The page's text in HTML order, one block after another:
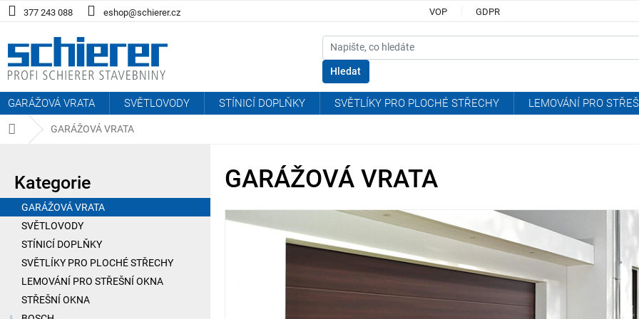
Přejít
377 243 088 eshop@schierer.cz VOP GDPR
Hledat
GARÁŽOVÁ VRATA SVĚTLOVODY STÍNICÍ DOPLŇKY SVĚTLÍKY PRO PLOCHÉ STŘECHY LEMOVÁNÍ PRO
Domů GARÁŽOVÁ VRATA
s
Přeskočit
kategorie
Kategorie
GARÁŽOVÁ VRATA
SVĚTLOVODY
STÍNICÍ DOPLŇKY
SVĚTLÍKY PRO PLOCHÉ STŘECHY
LEMOVÁNÍ PRO STŘEŠNÍ OKNA
STŘEŠNÍ OKNA
GARÁŽOVÁ VRATA